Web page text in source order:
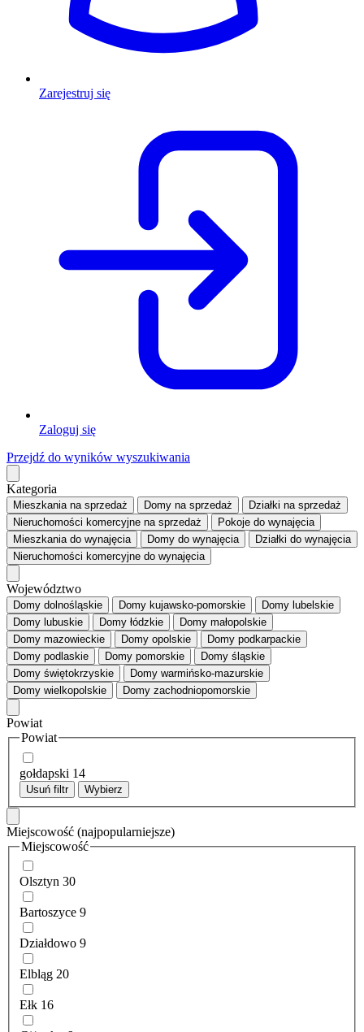
Zarejestruj się
Zaloguj się
Przejdź do wyników wyszukiwania
Kategoria
Mieszkaniana sprzedaż Domy na sprzedaż Działki na sprzedaż
Nieruchomości komercyjne na sprzedaż Pokoje do wynajęcia
Mieszkaniado wynajęcia Domy do wynajęcia Działki do wynajęcia
Nieruchomości komercyjne do wynajęcia
Województwo
Domy dolnośląskie Domy kujawsko-pomorskie
Domy lubelskie
Domy lubuskie
Domy łódzkie
Domy małopolskie
Domy mazowieckie
Domy opolskie
Domy podkarpackie
Domy podlaskie
Domy pomorskie
Domy śląskie
Domy świętokrzyskie
Domy warmińsko-mazurskie
Domy wielkopolskie
Domy zachodniopomorskie
Powiat
Powiat
gołdapski 14
Usuń filtr Wybierz
Miejscowość (najpopularniejsze)
Miejscowość
Olsztyn 30
Bartoszyce 9
Działdowo 9
Elbląg 20
Ełk 16